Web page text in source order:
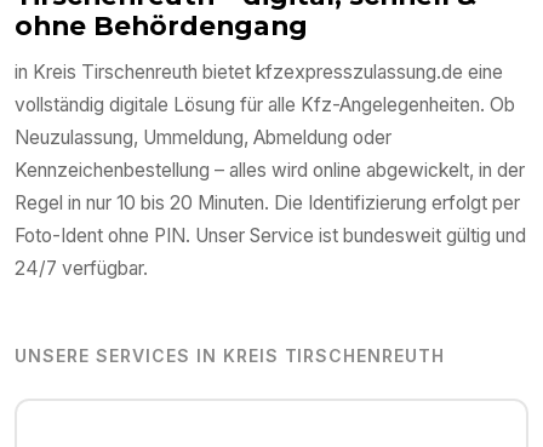
ohne Behördengang
in Kreis Tirschenreuth bietet kfzexpresszulassung.de eine
vollständig digitale Lösung für alle Kfz-Angelegenheiten. Ob
Neuzulassung, Ummeldung, Abmeldung oder
Kennzeichenbestellung – alles wird online abgewickelt, in der
Regel in nur 10 bis 20 Minuten. Die Identifizierung erfolgt per
Foto-Ident ohne PIN. Unser Service ist bundesweit gültig und
24/7 verfügbar.
UNSERE SERVICES IN KREIS TIRSCHENREUTH